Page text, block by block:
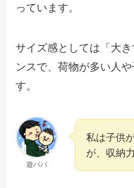
っています。
サイズ感としては「大
ンスで、荷物が多い人
す。
遊パパ
私は子供
が、収納